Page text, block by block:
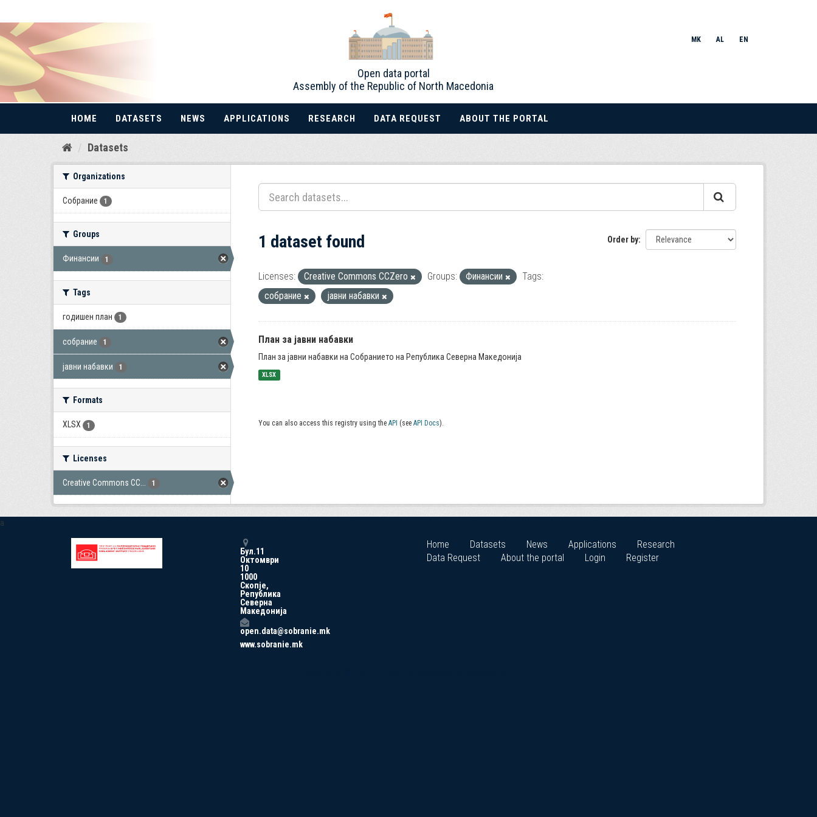
Skip
Open data portal
Assembly of the Republic of North Macedonia
MK AL EN
HOME DATASETS NEWS APPLICATIONS RESEARCH DATA REQUEST ABOUT THE PORTAL
Datasets
Organizations
Собрание 1
Groups
Финансии 1
Tags
годишен план 1
собрание 1
јавни набавки 1
Formats
XLSX 1
Licenses
Creative Commons CC... 1
Order by
1 dataset found
Licenses: Creative Commons CCZero Groups: Финансии
Tags:
собрание
јавни набавки
План за јавни набавки
План за јавни набавки на Собранието на Република Северна Македонија
XLSX
You can also access this registry using the API (see API Docs).
a
Бул.11
Октомври
10
1000
Скопје,
Република
Северна
Македонија
open.data@sobranie.mk
www.sobranie.mk
Home Datasets News Applications
Research
Data Request
About the portal Login Register